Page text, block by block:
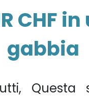
CHF
gabbia
Questa